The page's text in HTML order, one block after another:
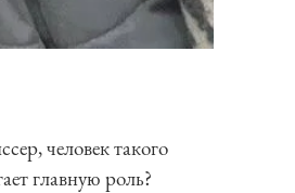
человек такого
главную роль?